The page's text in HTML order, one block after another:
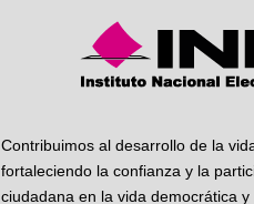
Contribuimos al desarrollo de la
fortaleciendo la confianza y la
ciudadana en la vida democrática y